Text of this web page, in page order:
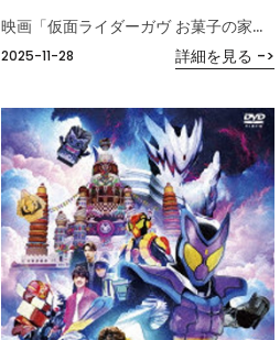
2025-11-28
映画「仮面ライダーガヴ お菓子の家の侵略者」
詳細を見る ->